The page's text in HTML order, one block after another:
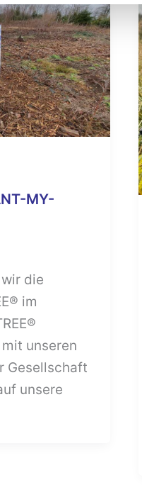
MY-
die
im
unseren
Gesellschaft
unsere